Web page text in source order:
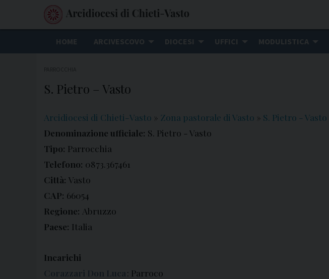
HOME ARCIVESCOVO DIOCESI UFFICI MODULISTICA
S. Pietro – Vasto
Arcidiocesi di Chieti-Vasto » Zona pastorale di Vasto » S. Pietro - Vasto
Denominazione ufficiale: S. Pietro - Vasto
Tipo: Parrocchia
Telefono: 0873.367461
Città: Vasto
CAP: 66054
Regione: Abruzzo
Paese: Italia
Incarichi
Corazzari Don Luca: Parroco